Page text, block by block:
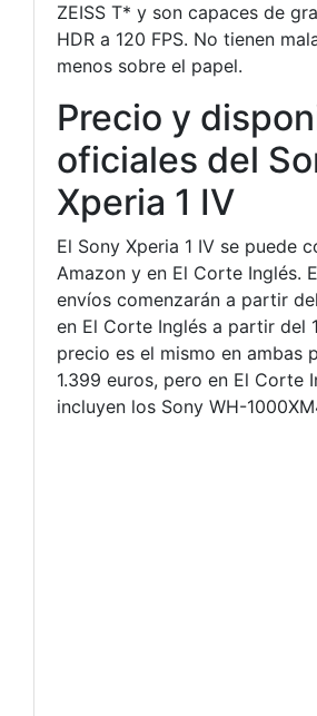
ZEISS T* y son capaces de
HDR a 120 FPS. No tienen
menos sobre el papel.
Precio y
oficiales del
Xperia 1 IV
El Sony Xperia 1 IV se puede
Amazon y en El Corte Inglés.
envíos comenzarán a partir
en El Corte Inglés a partir del
precio es el mismo en ambas
1.399 euros, pero en El Corte
incluyen los Sony WH-